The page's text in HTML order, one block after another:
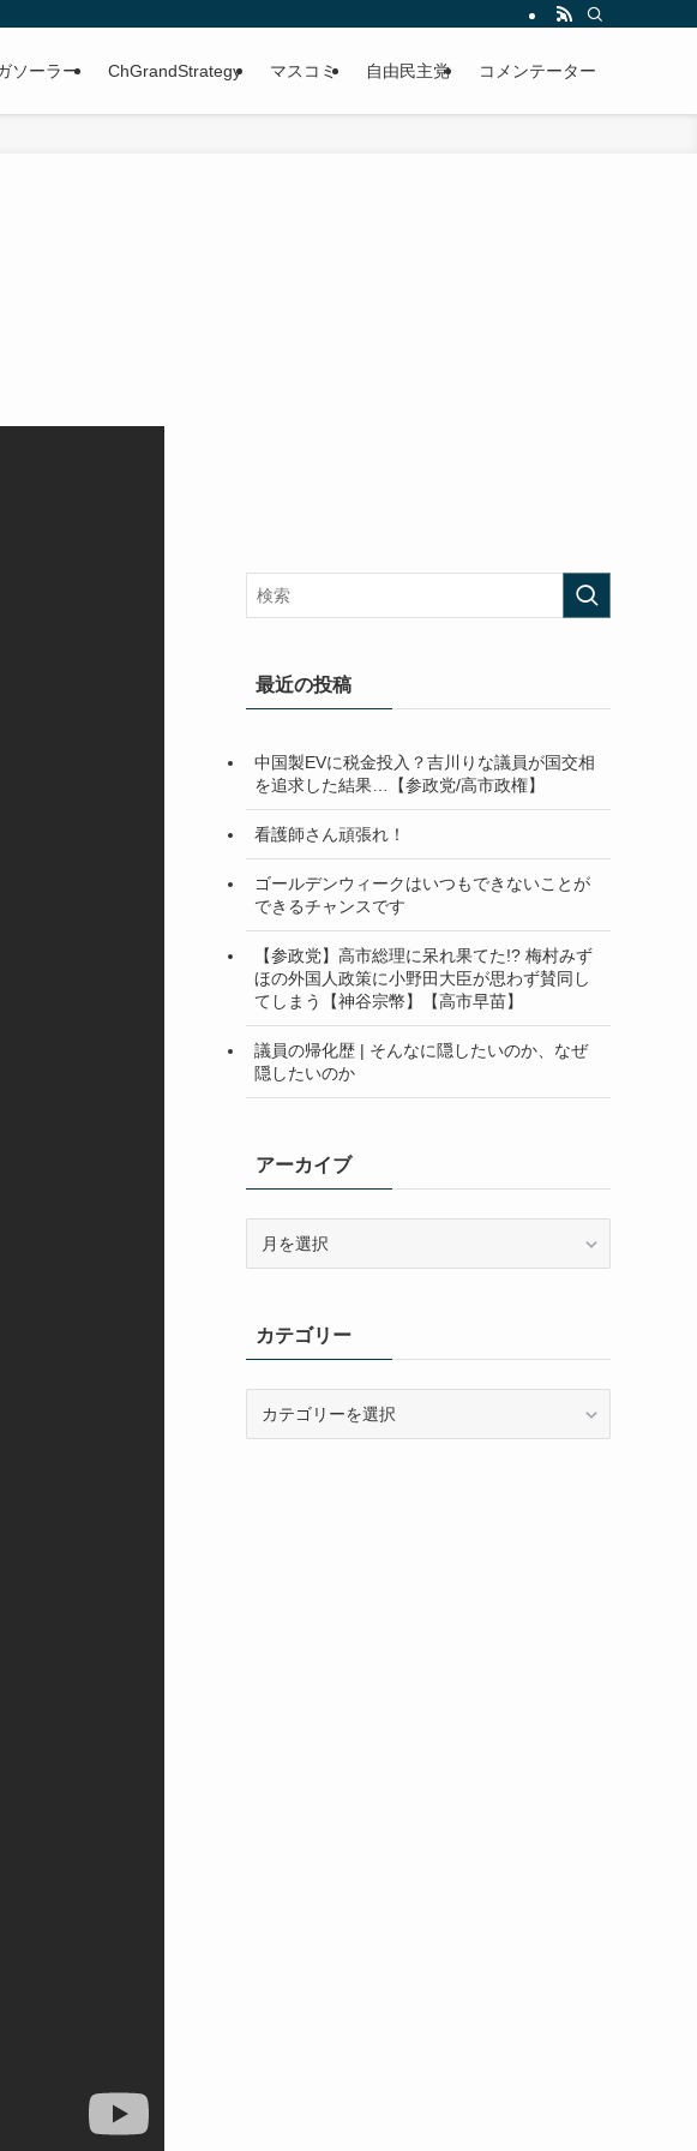
ソーラー ChGrandStrategy マスコミ 自由民主党 コメンテーター
最近の投稿
中国製EVに税金投入？吉川りな議員が国交相
を追求した結果…【参政党/高市政権】
看護師さん頑張れ！
ゴールデンウィークはいつもできないことが
できるチャンスです
【参政党】高市総理に呆れ果てた!? 梅村みず
ほの外国人政策に小野田大臣が思わず賛同し
てしまう【神谷宗幣】【高市早苗】
議員の帰化歴 | そんなに隠したいのか、なぜ
隠したいのか
アーカイブ
ブカテゴリー